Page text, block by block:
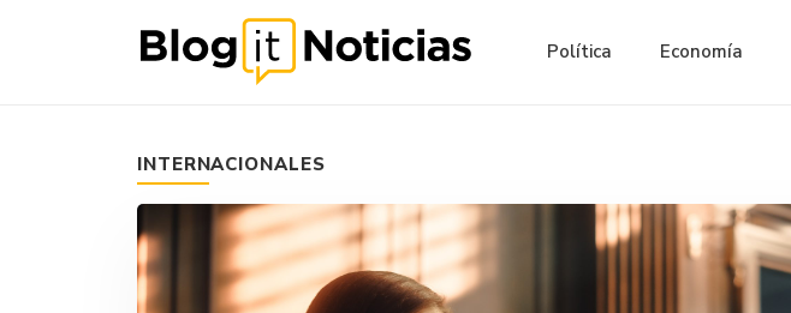
Política Economía
INTERNACIONALES